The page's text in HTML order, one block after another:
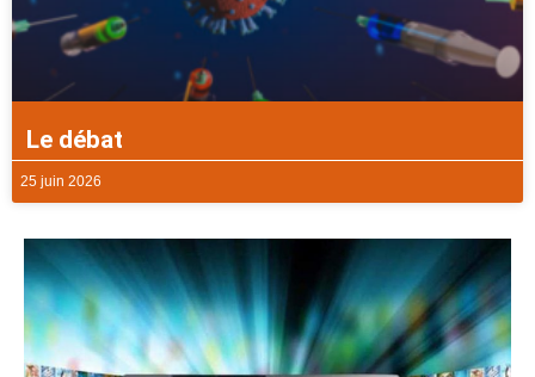
Le débat
25 juin 2026